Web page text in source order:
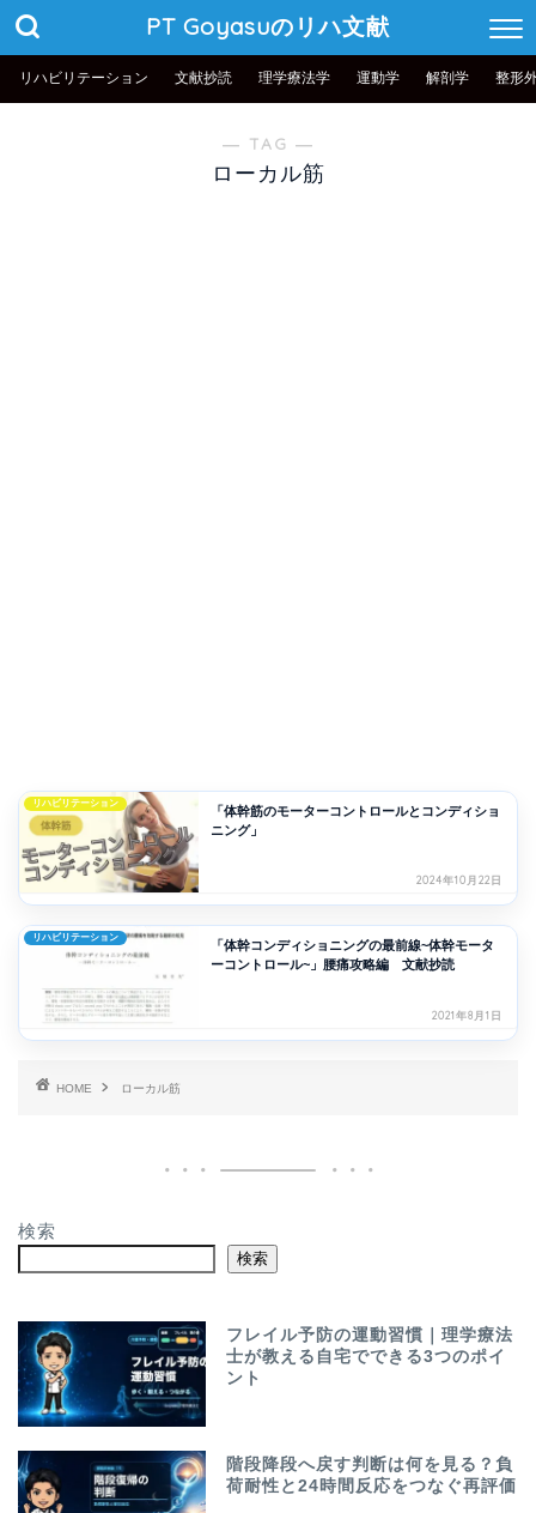
PT Goyasuのリハ文献
リハビリテーション 文献抄読 理学療法学 運動学 解剖学 整形
― TAG ―
ローカル筋
リハビリテーション
「体幹筋のモーターコントロールとコンディショ
ニング」
2024年10月22日
リハビリテーション
「体幹コンディショニングの最前線~体幹モータ
ーコントロール~」腰痛攻略編 文献抄読
2021年8月1日
HOME ローカル筋
検索
検索
フレイル予防の運動習慣｜理学療法
士が教える自宅でできる3つのポイ
ント
階段降段へ戻す判断は何を見る？負
荷耐性と24時間反応をつなぐ再評価